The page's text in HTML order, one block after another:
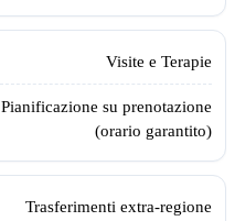
Visite e Terapie
Pianificazione su prenotazione
(orario garantito)
Trasferimenti extra-regione